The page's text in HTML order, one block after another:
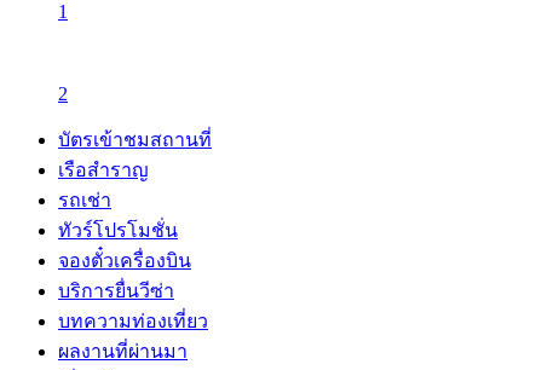
1
2
บัตรเข้าชมสถานที่
เรือสำราญ
รถเช่า
ทัวร์โปรโมชั่น
จองตั๋วเครื่องบิน
บริการยื่นวีซ่า
บทความท่องเที่ยว
ผลงานที่ผ่านมา